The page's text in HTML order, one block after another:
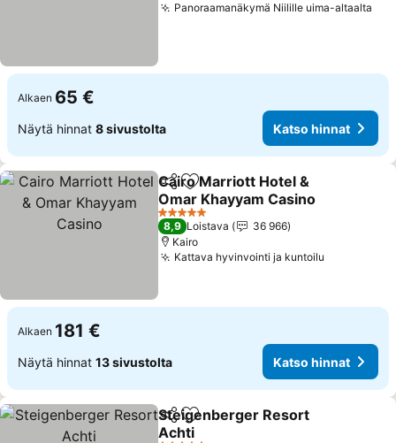
Panoraamanäkymä Niilille uima-altaalta
Alkaen 65 €
Näytä hinnat 8 sivustolta Katso hinnat
Jaa Lisää suosikkeihin
Cairo Marriott Hotel &
Omar Khayyam Casino
Katso hinnat
5 Tähtiluokitus
8,9 Loistava
36 966
Kairo
Kattava hyvinvointi ja kuntoilu
Alkaen 181 €
Näytä hinnat 13 sivustolta Katso hinnat
Jaa Lisää suosikkeihin
Steigenberger Resort
Achti